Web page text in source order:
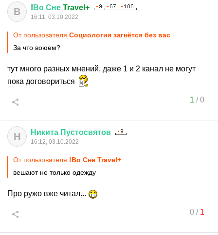
В ! Во Сне Travel+
16:11, 03.10.2022
От пользователя Социология загнётся без вас
За что воюем?
тут много разных мнений, даже 1 и 2 канал не могут
пока договориться
1 /0
Н Никита Пустосвятов
16:12, 03.10.2022
От пользователя !Во Сне Travel+
вешают не только одежду
Про ружо вже читал...
0/ 1